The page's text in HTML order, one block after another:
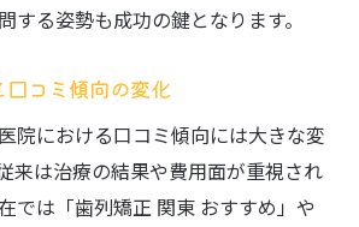
する姿勢も成功の鍵となります。
コミ傾向の変化
院における口コミ傾向には大きな変
来は治療の結果や費用面が重視され
では「歯列矯正 関東 おすすめ」や